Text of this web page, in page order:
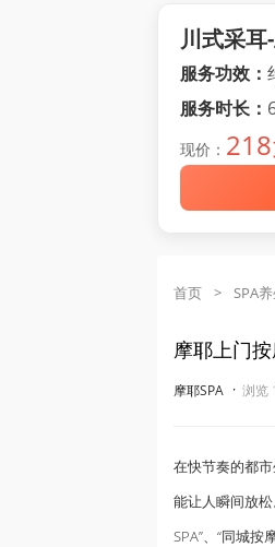
川式采
服务功效：
服务时长：
现价：
首页 > SPA
摩耶上门
摩耶SPA · 浏览
在快节奏的都
能让人瞬间放
SPA”、“同城